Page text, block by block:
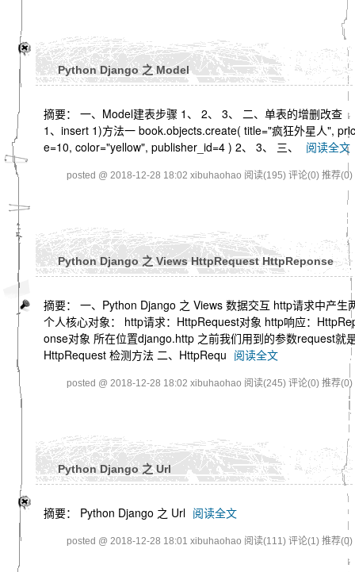
Python Django 之 Model
摘要： 一、Model建表步骤 1、 2、 3、 二、单表的增删改查
1、insert 1)方法一 book.objects.create( title="疯狂外星人", pric
e=10, color="yellow", publisher_id=4 ) 2、 3、 三、
阅读全文
posted @ 2018-12-28 18:02 xibuhaohao 阅读(195) 评论(0) 推荐(0)
Python Django 之 Views HttpRequest HttpReponse
摘要： 一、Python Django 之 Views 数据交互 http请求中产生
个人核心对象： http请求：HttpRequest对象 http响应：
onse对象 所在位置django.http 之前我们用到的参数request就
HttpRequest 检测方法 二、HttpRequ 阅读全文
posted @ 2018-12-28 18:02 xibuhaohao 阅读(245) 评论(0) 推荐(0)
Python Django 之 Url
摘要： Python Django 之 Url 阅读全文
posted @ 2018-12-28 18:01 xibuhaohao 阅读(111) 评论(1) 推荐(0)